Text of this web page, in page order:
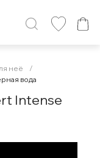
неё
/
вода
Intense